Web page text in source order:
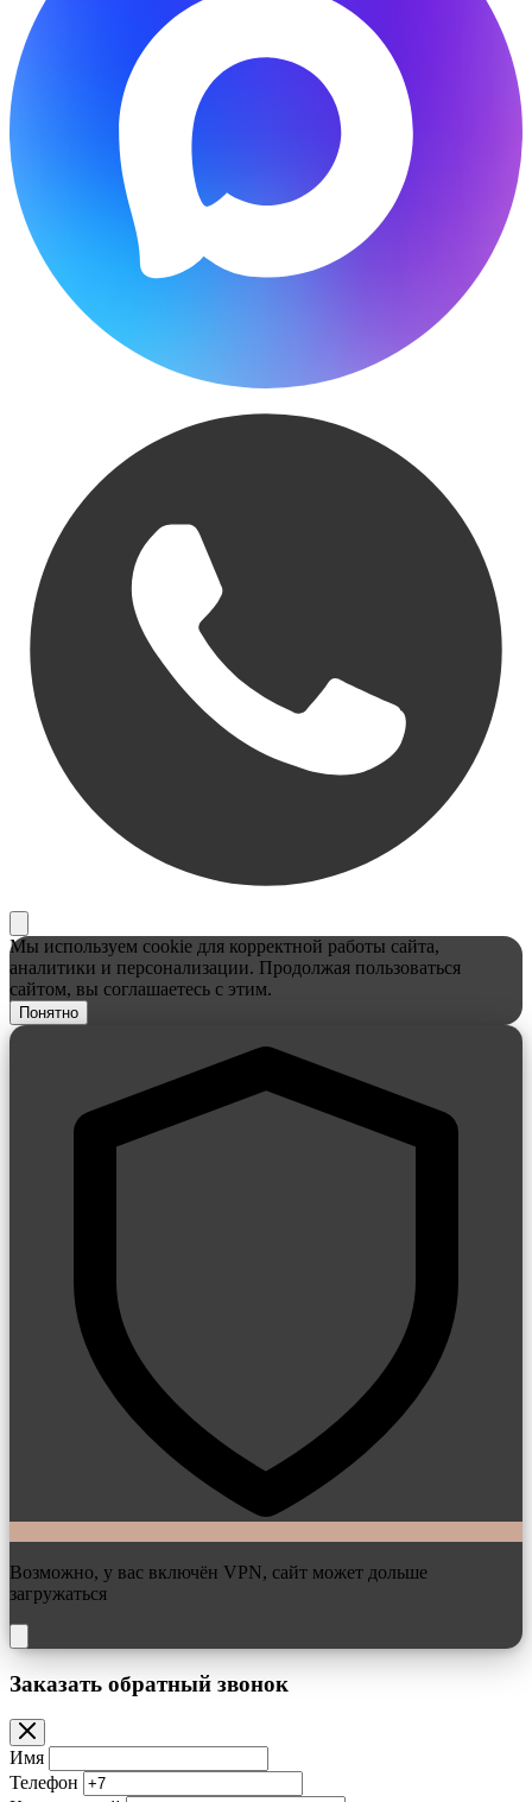
Мы используем cookie для корректной работы сайта,
аналитики и персонализации. Продолжая пользоваться
сайтом, вы соглашаетесь с этим.
Понятно
Возможно, у вас включён VPN, сайт может дольше
загружаться
Заказать обратный звонок
Имя
Телефон